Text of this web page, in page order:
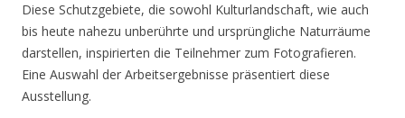
Diese Schutzgebiete, die sowohl Kulturlandschaft, wie auch
bis heute nahezu unberührte und ursprüngliche Naturräume
darstellen, inspirierten die Teilnehmer zum Fotografieren.
Eine Auswahl der Arbeitsergebnisse präsentiert diese
Ausstellung.